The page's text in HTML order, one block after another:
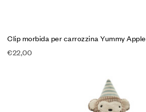
Clip morbida per carrozzina Yummy Apple
€22,00